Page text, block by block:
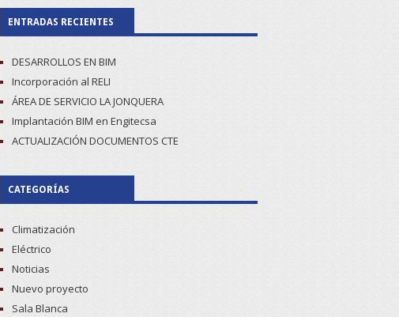
ENTRADAS RECIENTES
DESARROLLOS EN BIM
Incorporación al RELI
ÁREA DE SERVICIO LA JONQUERA
Implantación BIM en Engitecsa
ACTUALIZACIÓN DOCUMENTOS CTE
CATEGORÍAS
Climatización
Eléctrico
Noticias
Nuevo proyecto
Sala Blanca